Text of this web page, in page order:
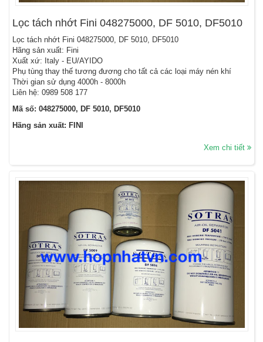
Lọc tách nhớt Fini 048275000, DF 5010, DF5010
Lọc tách nhớt Fini 048275000, DF 5010, DF5010
Hãng sản xuất: Fini
Xuất xứ: Italy - EU/AYIDO
Phụ tùng thay thế tương đương cho tất cả các loại máy nén khí
Thời gian sử dụng 4000h - 8000h
Liên hệ: 0989 508 177
Mã số: 048275000, DF 5010, DF5010
Hãng sản xuất: FINI
Xem chi tiết